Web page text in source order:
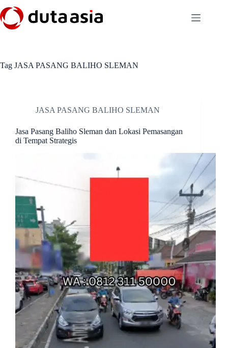
to
content
Tag JASA PASANG BALIHO SLEMAN
JASA PASANG BALIHO SLEMAN
Jasa Pasang Baliho Sleman dan Lokasi Pemasangan
di Tempat Strategis